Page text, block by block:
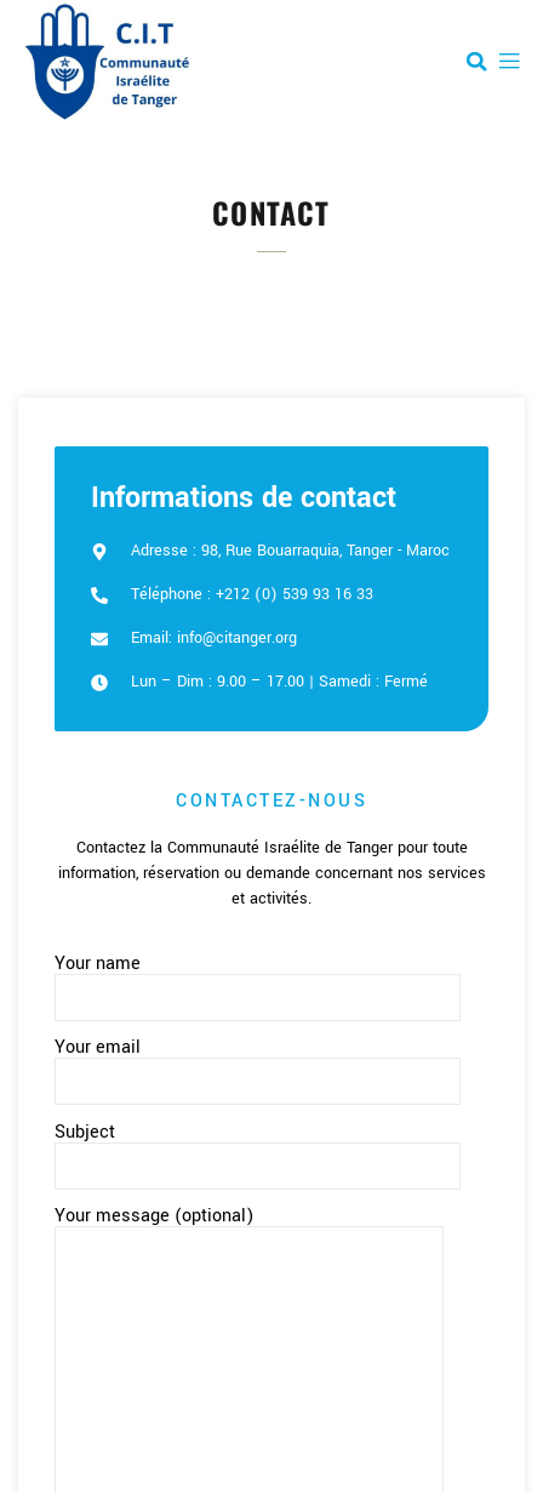
CONTACT
Informations de contact
Adresse : 98, Rue Bouarraquia, Tanger - Maroc
Téléphone : +212 (0) 539 93 16 33
Email: info@citanger.org
Lun – Dim : 9.00 – 17.00 | Samedi : Fermé
CONTACTEZ-NOUS
Contactez la Communauté Israélite de Tanger pour toute
information, réservation ou demande concernant nos services
et activités.
Your name
Your email
Subject
Your message (optional)